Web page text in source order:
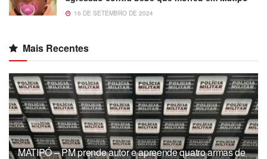
16 DE SETEMBRO DE 2024
Mais Recentes
MATIPÓ – PM prende autor e apreende quatro armas de